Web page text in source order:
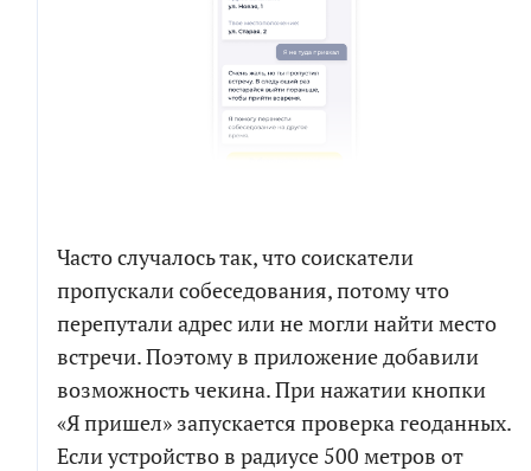
Часто случалось так, что соискатели
пропускали собеседования, потому что
перепутали адрес или не могли найти место
встречи. Поэтому в приложение добавили
возможность чекина. При нажатии кнопки
«Я пришел» запускается проверка геоданных.
Если устройство в радиусе 500 метров от